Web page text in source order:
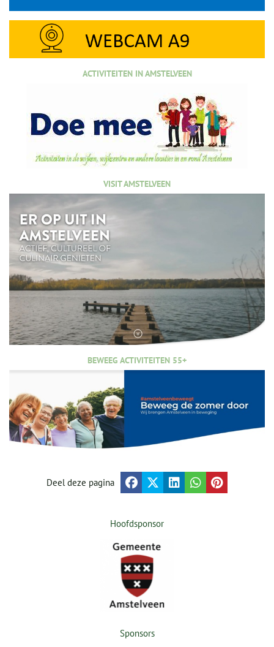
ACTIVITEITEN IN AMSTELVEEN
VISIT AMSTELVEEN
BEWEEG ACTIVITEITEN 55+
Deel deze pagina
Hoofdsponsor
Sponsors